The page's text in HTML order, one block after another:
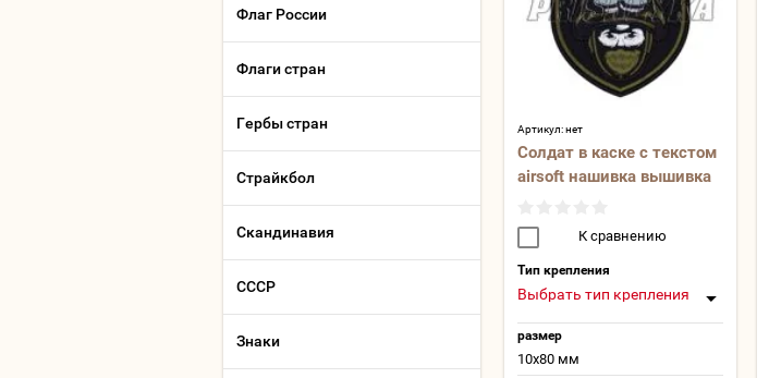
Артикул:нет
Солдат в каске с текстом
airsoft нашивка вышивка
К сравнению
Тип крепления
Выбрать тип крепления
размер
10х80 мм
Флаг России
Флаги стран
Гербы стран
Страйкбол
Скандинавия
СССР
Знаки